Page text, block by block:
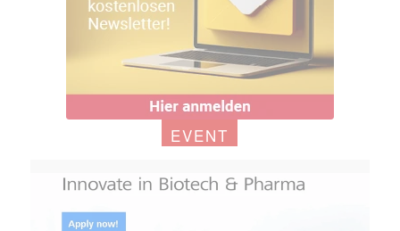
EVENT